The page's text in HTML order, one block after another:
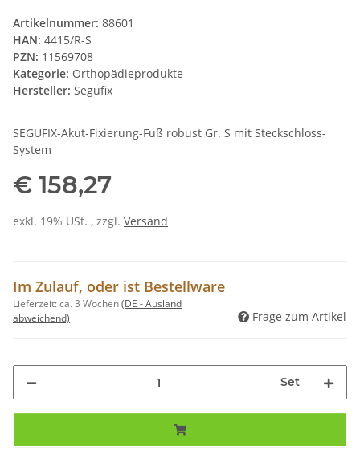
Artikelnummer: 88601
HAN: 4415/R-S
PZN: 11569708
Kategorie: Orthopädieprodukte
Hersteller: Segufix
SEGUFIX-Akut-Fixierung-Fuß robust Gr. S mit Steckschloss-
System
€ 158,27
exkl. 19% USt. , zzgl. Versand
Im Zulauf, oder ist Bestellware
Lieferzeit:ca. 3 Wochen(DE - Ausland
abweichend)
Frage zum Artikel
Set